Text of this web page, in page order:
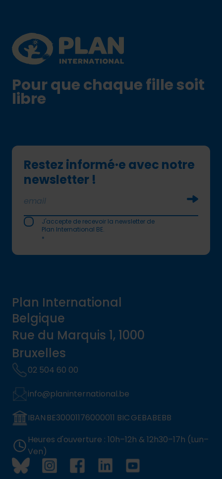
Plan International logo
Pour que chaque fille soit
libre
Restez informé·e avec notre
newsletter !
J'accepte de recevoir la newsletter de
Plan International BE.
*
Plan International
Belgique
Rue du Marquis 1, 1000
Bruxelles
02 504 60 00
info@planinternational.be
IBAN BE30001176000011 BIC GEBABEBB
Heures d'ouverture : 10h–12h & 12h30–17h (Lun–
Ven)